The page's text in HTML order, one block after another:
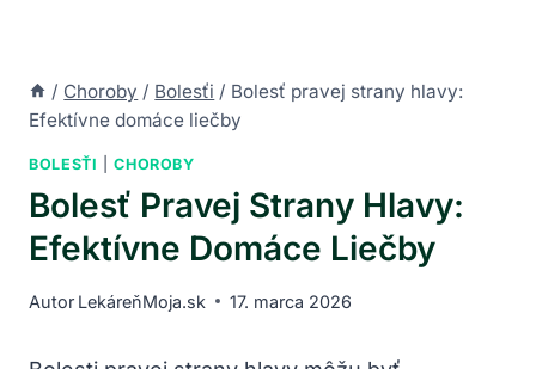
/ Choroby / Bolesťi / Bolesť pravej strany hlavy:
Efektívne domáce liečby
BOLESŤI |CHOROBY
Bolesť Pravej Strany Hlavy:
Efektívne Domáce Liečby
Autor LekáreňMoja.sk 17. marca 2026